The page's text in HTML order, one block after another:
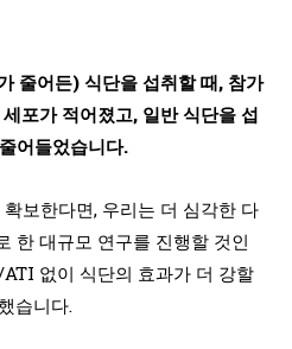
줄어든) 식단을 섭취할 때, 참가
포가 적어졌고, 일반 식단을 섭
어들었습니다.
보한다면, 우리는 더 심각한 다
한 대규모 연구를 진행할 것인
없이 식단의 효과가 더 강할
습니다.